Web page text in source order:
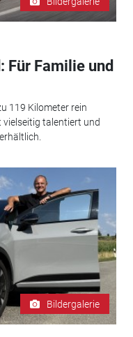
Für Familie und
119 Kilometer rein
vielseitig talentiert und
Bildergalerie